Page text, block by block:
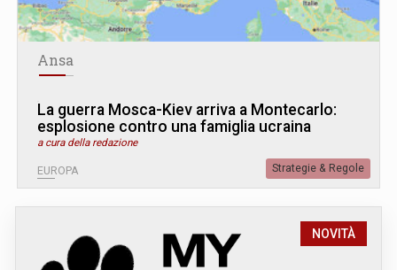
Ansa
La guerra Mosca-Kiev arriva a Montecarlo:
esplosione contro una famiglia ucraina
a cura della redazione
EUROPA Strategie & Regole
NOVITÀ